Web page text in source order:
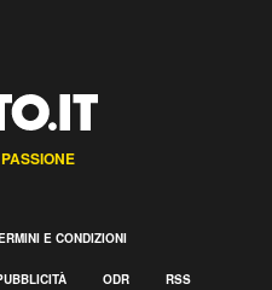
E CONDIZIONI
ODR RSS